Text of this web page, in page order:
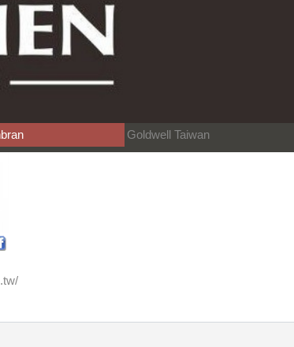
Goldwell Taiwan